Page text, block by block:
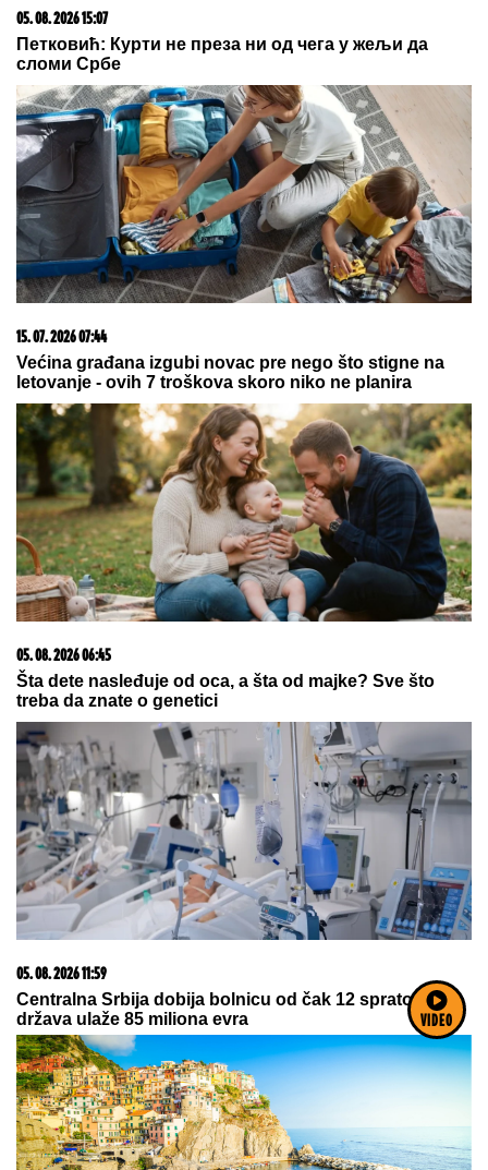
VIDEO
05. 08. 2026 15:07
Петковић: Курти не преза ни од чега у жељи да
сломи Србе
15. 07. 2026 07:44
Većina građana izgubi novac pre nego što stigne na
letovanje - ovih 7 troškova skoro niko ne planira
05. 08. 2026 06:45
Šta dete nasleđuje od oca, a šta od majke? Sve što
treba da znate o genetici
05. 08. 2026 11:59
Centralna Srbija dobija bolnicu od čak 12 spratova -
država ulaže 85 miliona evra